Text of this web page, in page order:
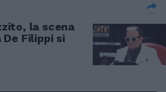
la scena
Filippi si